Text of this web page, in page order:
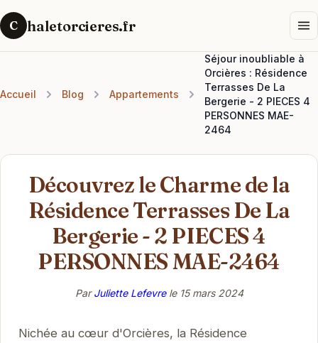
C haletorcieres.fr
Accueil Blog Appartements
Séjour inoubliable à
Orcières : Résidence
Terrasses De La
Bergerie - 2 PIECES 4
PERSONNES MAE-
2464
Découvrez le Charme de la
Résidence Terrasses De La
Bergerie - 2 PIECES 4
PERSONNES MAE-2464
ParJuliette Lefevrele 15 mars 2024
Nichée au cœur d'Orcières, la Résidence